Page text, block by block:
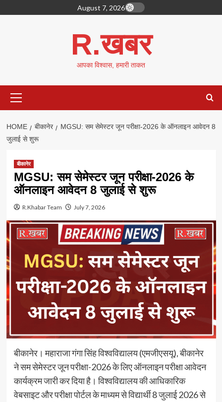
to
August 7, 2026
R.खबर
आपका विश्वास, हमारी ताकत
Menu
HOME बीकानेर
MGSU: सम सेमेस्टर जून परीक्षा-2026 के ऑनलाइन आवेदन 8
जुलाई से शुरू
बीकानेर
MGSU: सम सेमेस्टर जून परीक्षा-2026 के
ऑनलाइन आवेदन 8 जुलाई से शुरू
R.Khabar Team July 7, 2026
बीकानेर। महाराजा गंगा सिंह विश्वविद्यालय (एमजीएसयू), बीकानेर
ने सम सेमेस्टर जून परीक्षा-2026 के लिए ऑनलाइन परीक्षा आवेदन
कार्यक्रम जारी कर दिया है। विश्वविद्यालय की आधिकारिक
वेबसाइट और परीक्षा पोर्टल के माध्यम से विद्यार्थी 8 जुलाई 2026 से